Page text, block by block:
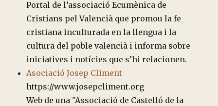
Portal de l’associació Ecumènica de
Cristians pel Valencià que promou la fe
cristiana inculturada en la llengua i la
cultura del poble valencià i informa sobre
iniciatives i notícies que s’hi relacionen.
Asociació Josep Climent
https://www.josepcliment.org
Web de una "Associació de Castelló de la